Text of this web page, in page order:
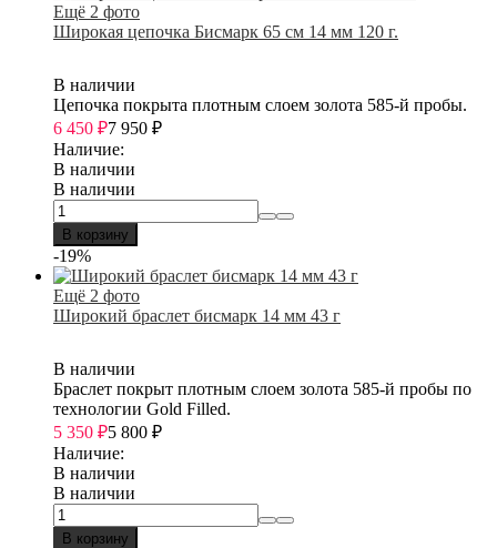
Ещё 2 фото
Широкая цепочка Бисмарк 65 см 14 мм 120 г.
В наличии
Цепочка покрыта плотным слоем золота 585-й пробы.
6 450 ₽7 950 ₽
Наличие:
В наличии
В наличии
В корзину
-19%
Ещё 2 фото
Широкий браслет бисмарк 14 мм 43 г
В наличии
Браслет покрыт плотным слоем золота 585-й пробы по
технологии Gold Filled.
5 350 ₽5 800 ₽
Наличие:
В наличии
В наличии
В корзину